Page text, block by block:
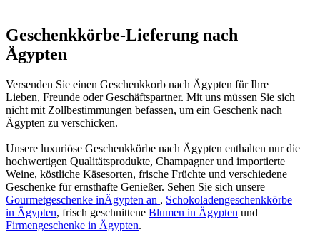
Geschenkkörbe-Lieferung nach
Ägypten
Versenden Sie einen Geschenkkorb nach Ägypten für Ihre
Lieben, Freunde oder Geschäftspartner. Mit uns müssen Sie sich
nicht mit Zollbestimmungen befassen, um ein Geschenk nach
Ägypten zu verschicken.
Unsere luxuriöse Geschenkkörbe nach Ägypten enthalten nur die
hochwertigen Qualitätsprodukte, Champagner und importierte
Weine, köstliche Käsesorten, frische Früchte und verschiedene
Geschenke für ernsthafte Genießer. Sehen Sie sich unsere
Gourmetgeschenke inÄgypten an , Schokoladengeschenkkörbe
in Ägypten, frisch geschnittene Blumen in Ägypten und
Firmengeschenke in Ägypten.